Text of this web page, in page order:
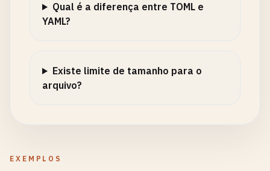
Qual é a diferença entre TOML e
YAML?
Existe limite de tamanho para o
arquivo?
EXEMPLOS